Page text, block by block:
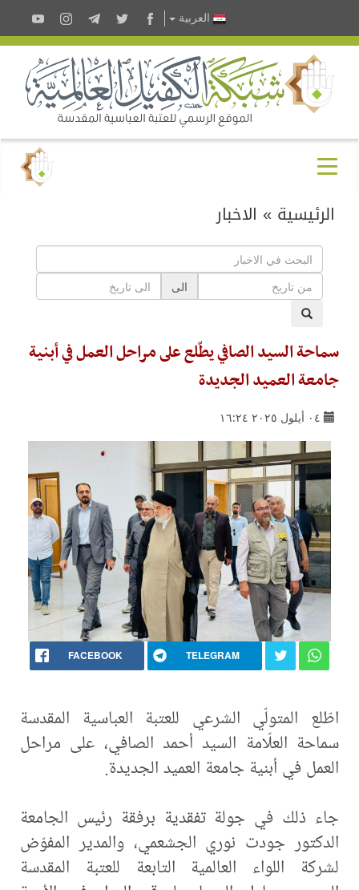
العربية
الرئيسية » الاخبار
الى
سماحة السيد الصافي يطّلع على مراحل العمل في أبنية
جامعة العميد الجديدة
٠٤ أيلول ٢٠٢٥ ١٦:٢٤
FACEBOOK TELEGRAM
اطّلع المتولّي الشرعي للعتبة العباسية المقدسة
سماحة العلّامة السيد أحمد الصافي، على مراحل
العمل في أبنية جامعة العميد الجديدة.
جاء ذلك في جولة تفقدية برفقة رئيس الجامعة
الدكتور جودت نوري الجشعمي، والمدير المفوّض
لشركة اللواء العالمية التابعة للعتبة المقدسة